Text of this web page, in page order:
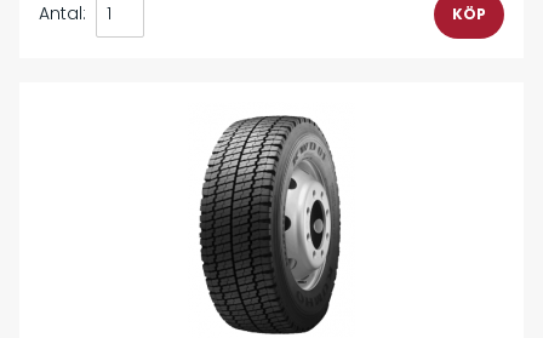
Antal: